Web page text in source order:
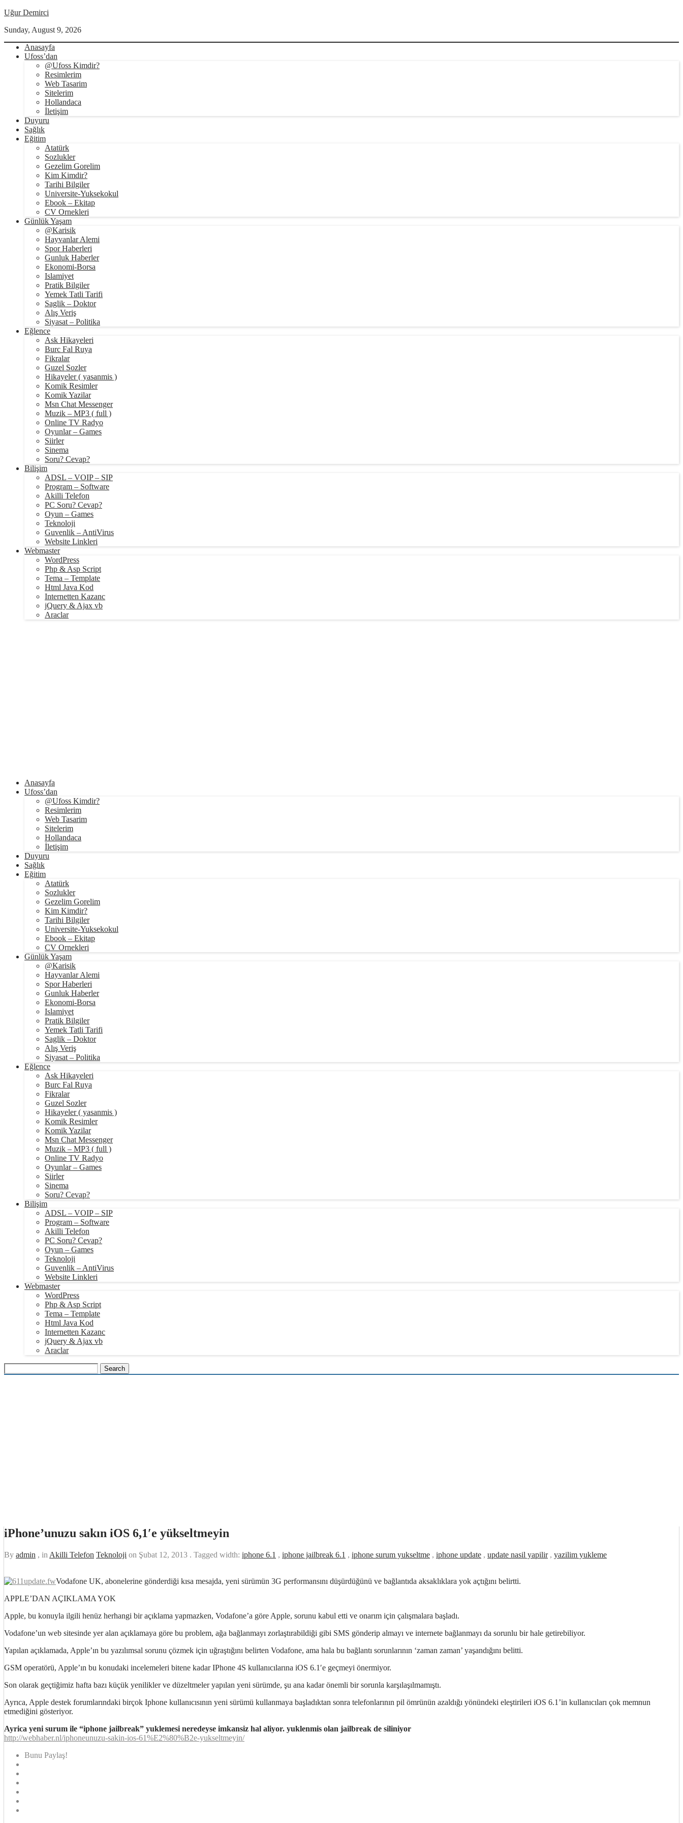
Uğur Demirci
Sunday, August 9, 2026
Anasayfa
Ufoss’dan
@Ufoss Kimdir?
Resimlerim
Web Tasarim
Sitelerim
Hollandaca
İletişim
Duyuru
Sağlık
Eğitim
Atatürk
Sozlukler
Gezelim Gorelim
Kim Kimdir?
Tarihi Bilgiler
Universite-Yuksekokul
Ebook – Ekitap
CV Ornekleri
Günlük Yaşam
@Karisik
Hayvanlar Alemi
Spor Haberleri
Gunluk Haberler
Ekonomi-Borsa
Islamiyet
Pratik Bilgiler
Yemek Tatli Tarifi
Saglik – Doktor
Alış Veriş
Siyasat – Politika
Eğlence
Ask Hikayeleri
Burc Fal Ruya
Fikralar
Guzel Sozler
Hikayeler ( yasanmis )
Komik Resimler
Komik Yazilar
Msn Chat Messenger
Muzik – MP3 ( full )
Online TV Radyo
Oyunlar – Games
Siirler
Sinema
Soru? Cevap?
Bilişim
ADSL – VOIP – SIP
Program – Software
Akilli Telefon
PC Soru? Cevap?
Oyun – Games
Teknoloji
Guvenlik – AntiVirus
Website Linkleri
Webmaster
WordPress
Php & Asp Script
Tema – Template
Html Java Kod
Internetten Kazanc
jQuery & Ajax vb
Araclar
Anasayfa
Ufoss’dan
@Ufoss Kimdir?
Resimlerim
Web Tasarim
Sitelerim
Hollandaca
İletişim
Duyuru
Sağlık
Eğitim
Atatürk
Sozlukler
Gezelim Gorelim
Kim Kimdir?
Tarihi Bilgiler
Universite-Yuksekokul
Ebook – Ekitap
CV Ornekleri
Günlük Yaşam
@Karisik
Hayvanlar Alemi
Spor Haberleri
Gunluk Haberler
Ekonomi-Borsa
Islamiyet
Pratik Bilgiler
Yemek Tatli Tarifi
Saglik – Doktor
Alış Veriş
Siyasat – Politika
Eğlence
Ask Hikayeleri
Burc Fal Ruya
Fikralar
Guzel Sozler
Hikayeler ( yasanmis )
Komik Resimler
Komik Yazilar
Msn Chat Messenger
Muzik – MP3 ( full )
Online TV Radyo
Oyunlar – Games
Siirler
Sinema
Soru? Cevap?
Bilişim
ADSL – VOIP – SIP
Program – Software
Akilli Telefon
PC Soru? Cevap?
Oyun – Games
Teknoloji
Guvenlik – AntiVirus
Website Linkleri
Webmaster
WordPress
Php & Asp Script
Tema – Template
Html Java Kod
Internetten Kazanc
jQuery & Ajax vb
Araclar
iPhone’unuzu sakın iOS 6,1′e yükseltmeyin
By admin , in Akilli Telefon Teknoloji on Şubat 12, 2013 . Tagged width: iphone 6.1 , iphone jailbreak 6.1 , iphone surum yukseltme , iphone update , update nasil yapilir, yazilim yukleme
Vodafone UK, abonelerine gönderdiği kısa mesajda, yeni sürümün 3G performansını düşürdüğünü ve bağlantıda aksaklıklara yok açtığını belirtti.
APPLE’DAN AÇIKLAMA YOK
Apple, bu konuyla ilgili henüz herhangi bir açıklama yapmazken, Vodafone’a göre Apple, sorunu kabul etti ve onarım için çalışmalara başladı.
Vodafone’un web sitesinde yer alan açıklamaya göre bu problem, ağa bağlanmayı zorlaştırabildiği gibi SMS gönderip almayı ve internete bağlanmayı da sorunlu bir hale getirebiliyor.
Yapılan açıklamada, Apple’ın bu yazılımsal sorunu çözmek için uğraştığını belirten Vodafone, ama hala bu bağlantı sorunlarının ‘zaman zaman’ yaşandığını belitti.
GSM operatörü, Apple’ın bu konudaki incelemeleri bitene kadar IPhone 4S kullanıcılarına iOS 6.1′e geçmeyi önermiyor.
Son olarak geçtiğimiz hafta bazı küçük yenilikler ve düzeltmeler yapılan yeni sürümde, şu ana kadar önemli bir sorunla karşılaşılmamıştı.
Ayrıca, Apple destek forumlarındaki birçok Iphone kullanıcısının yeni sürümü kullanmaya başladıktan sonra telefonlarının pil ömrünün azaldığı yönündeki eleştirileri iOS 6.1’in kullanıcıları çok memnun
etmediğini gösteriyor.
Ayrica yeni surum ile “iphone jailbreak” yuklemesi neredeyse imkansiz hal aliyor. yuklenmis olan jailbreak de siliniyor
http://webhaber.nl/iphoneunuzu-sakin-ios-61%E2%80%B2e-yukseltmeyin/
Bunu Paylaş!